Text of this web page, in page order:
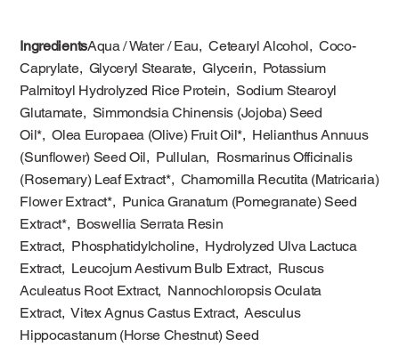
IngredientsAqua / Water / Eau, Cetearyl Alcohol, Coco-
Caprylate, Glyceryl Stearate, Glycerin, Potassium
Palmitoyl Hydrolyzed Rice Protein, Sodium Stearoyl
Glutamate, Simmondsia Chinensis (Jojoba) Seed
Oil*, Olea Europaea (Olive) Fruit Oil*, Helianthus Annuus
(Sunflower) Seed Oil, Pullulan, Rosmarinus Officinalis
(Rosemary) Leaf Extract*, Chamomilla Recutita (Matricaria)
Flower Extract*, Punica Granatum (Pomegranate) Seed
Extract*, Boswellia Serrata Resin
Extract, Phosphatidylcholine, Hydrolyzed Ulva Lactuca
Extract, Leucojum Aestivum Bulb Extract, Ruscus
Aculeatus Root Extract, Nannochloropsis Oculata
Extract, Vitex Agnus Castus Extract, Aesculus
Hippocastanum (Horse Chestnut) Seed